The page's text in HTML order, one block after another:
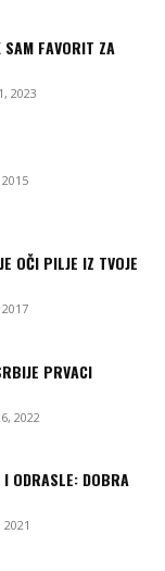
SAM FAVORIT ZA
2023
OČI PILJE IZ TVOJE
PRVACI
2022
I ODRASLE: DOBRA